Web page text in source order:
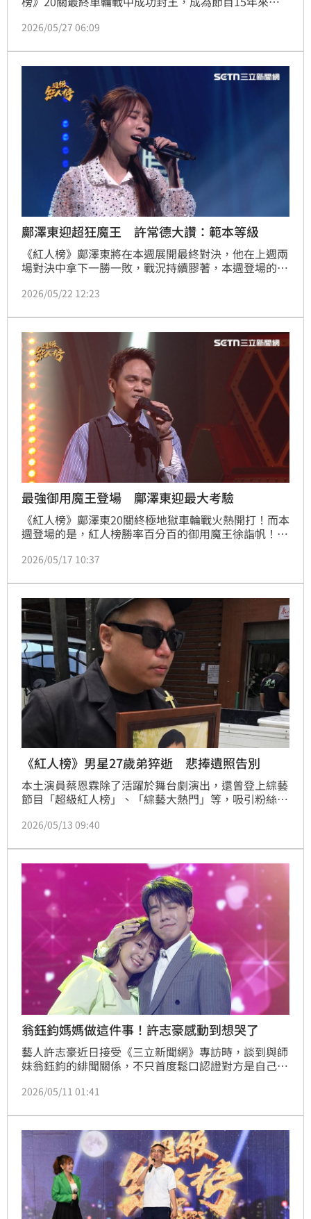
談到自己來台8年闖蕩歌壇的辛酸過程，坦言為了生活
我好像也沒有別的路可以走。」
2026/05/27 06:09
鄺澤東迎超狂魔王 許常德大讚：範本等級
《紅人榜》鄺澤東將在本週展開最終對決，他在上週兩
場對決中拿下一勝一敗，戰況持續膠著，本週登場的魔
曲《放手》，將歌曲細節掌控得十分精準，加上他細膩
等級！」展現他驚人的歌唱實力！
2026/05/22 12:23
最強御用魔王登場 鄺澤東迎最大考驗
《紅人榜》鄺澤東20關終極地獄車輪戰火熱開打！而本
週登場的是，紅人榜勝率百分百的御用魔王徐詣帆！過
禁為鄺澤東捏把冷汗。徐詣帆本次選唱經典歌曲《祝
獲評審。評審流氓阿德聽完後更忍不住驚呼：「震
撼！」短短兩字，更是高度肯定他本次的演出！
2026/05/17 10:37
《紅人榜》男星27歲弟猝逝 悲捧遺照告別
本土演員蔡恩霖除了活躍於舞台劇演出，還曾登上綜藝
節目「超級紅人榜」、「綜藝大熱門」等，吸引粉絲喜
弟告別儀式圓滿完成，蔡恩霖也發文喊話：「有天會再
2026/05/13 09:40
翁鈺鈞媽媽做這件事！許志豪感動到想哭了
藝人許志豪近日接受《三立新聞網》專訪時，談到與師
妹翁鈺鈞的緋聞關係，不只首度鬆口認證對方是自己
的故事。原來翁鈺鈞的媽媽，曾親手用公益彩券摺成天
感恩與用心，也讓許志豪深受震撼。
2026/05/11 01:41